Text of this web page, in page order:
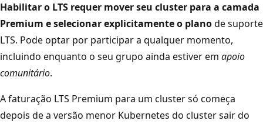
Habilitar o LTS requer mover seu cluster para a camada
Premium e selecionar explicitamente o planode suporte
LTS. Pode optar por participar a qualquer momento,
incluindo enquanto o seu grupo ainda estiver em apoio
comunitário.
A faturação LTS Premium para um cluster só começa
depois de a versão menor Kubernetes do cluster sair do